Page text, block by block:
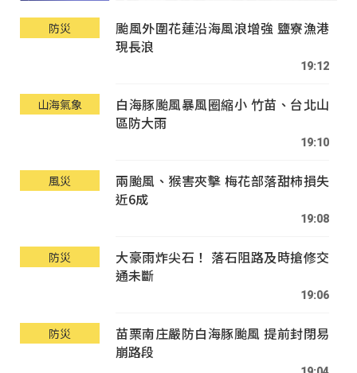
防災
颱風外圍花蓮沿海風浪增強 鹽寮漁港
現長浪
19:12
山海氣象
白海豚颱風暴風圈縮小 竹苗、台北山
區防大雨
19:10
風災
兩颱風、猴害夾擊 梅花部落甜柿損失
近6成
19:08
防災
大豪雨炸尖石！ 落石阻路及時搶修交
通未斷
19:06
防災
苗栗南庄嚴防白海豚颱風 提前封閉易
崩路段